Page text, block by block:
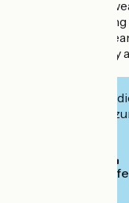
courtyard in fine
(in season)
Our multilingual
and help you
Interessiert Sie
deren Website